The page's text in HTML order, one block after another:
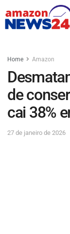
Home Amazon
de
cai 38%
27 de janeiro de 2026